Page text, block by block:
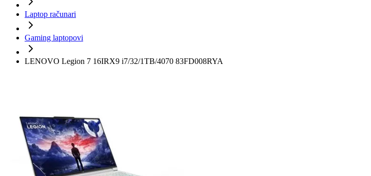
Laptop računari
Gaming laptopovi
LENOVO Legion 7 16IRX9 i7/32/1TB/4070 83FD008RYA